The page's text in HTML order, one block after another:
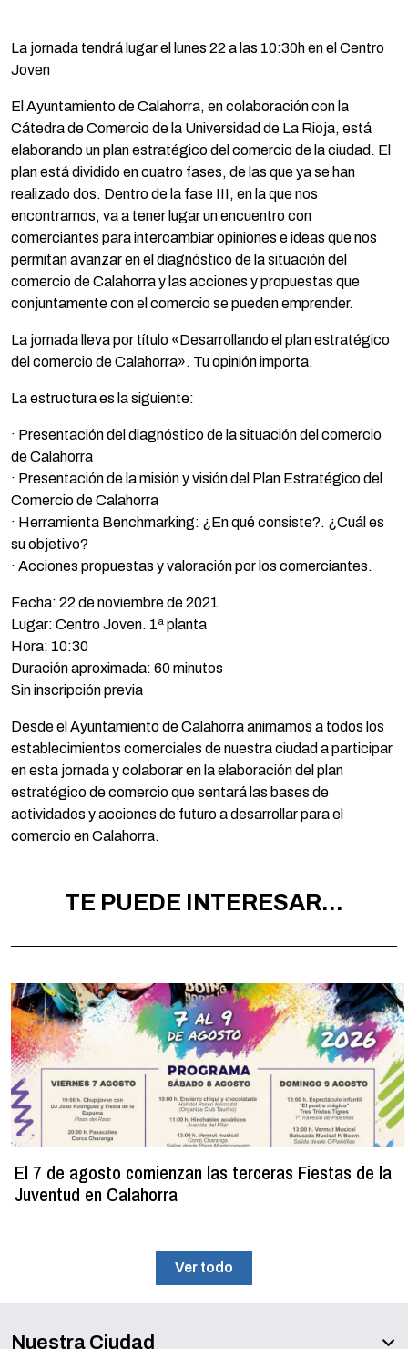
La jornada tendrá lugar el lunes 22 a las 10:30h en el Centro
Joven
El Ayuntamiento de Calahorra, en colaboración con la
Cátedra de Comercio de la Universidad de La Rioja, está
elaborando un plan estratégico del comercio de la ciudad. El
plan está dividido en cuatro fases, de las que ya se han
realizado dos. Dentro de la fase III, en la que nos
encontramos, va a tener lugar un encuentro con
comerciantes para intercambiar opiniones e ideas que nos
permitan avanzar en el diagnóstico de la situación del
comercio de Calahorra y las acciones y propuestas que
conjuntamente con el comercio se pueden emprender.
La jornada lleva por título «Desarrollando el plan estratégico
del comercio de Calahorra». Tu opinión importa.
La estructura es la siguiente:
· Presentación del diagnóstico de la situación del comercio
de Calahorra
· Presentación de la misión y visión del Plan Estratégico del
Comercio de Calahorra
· Herramienta Benchmarking: ¿En qué consiste?. ¿Cuál es
su objetivo?
· Acciones propuestas y valoración por los comerciantes.
Fecha: 22 de noviembre de 2021
Lugar: Centro Joven. 1ª planta
Hora: 10:30
Duración aproximada: 60 minutos
Sin inscripción previa
Desde el Ayuntamiento de Calahorra animamos a todos los
establecimientos comerciales de nuestra ciudad a participar
en esta jornada y colaborar en la elaboración del plan
estratégico de comercio que sentará las bases de
actividades y acciones de futuro a desarrollar para el
comercio en Calahorra.
TE PUEDE INTERESAR...
El 7 de agosto comienzan las terceras Fiestas de la
Juventud en Calahorra
Ver todo
Nuestra Ciudad